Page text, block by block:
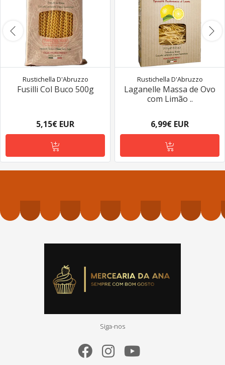
Rustichella D'Abruzzo
Fusilli Col Buco 500g
5,15€ EUR
Rustichella D'Abruzzo
Laganelle Massa de Ovo
com Limão ..
6,99€ EUR
Siga-nos